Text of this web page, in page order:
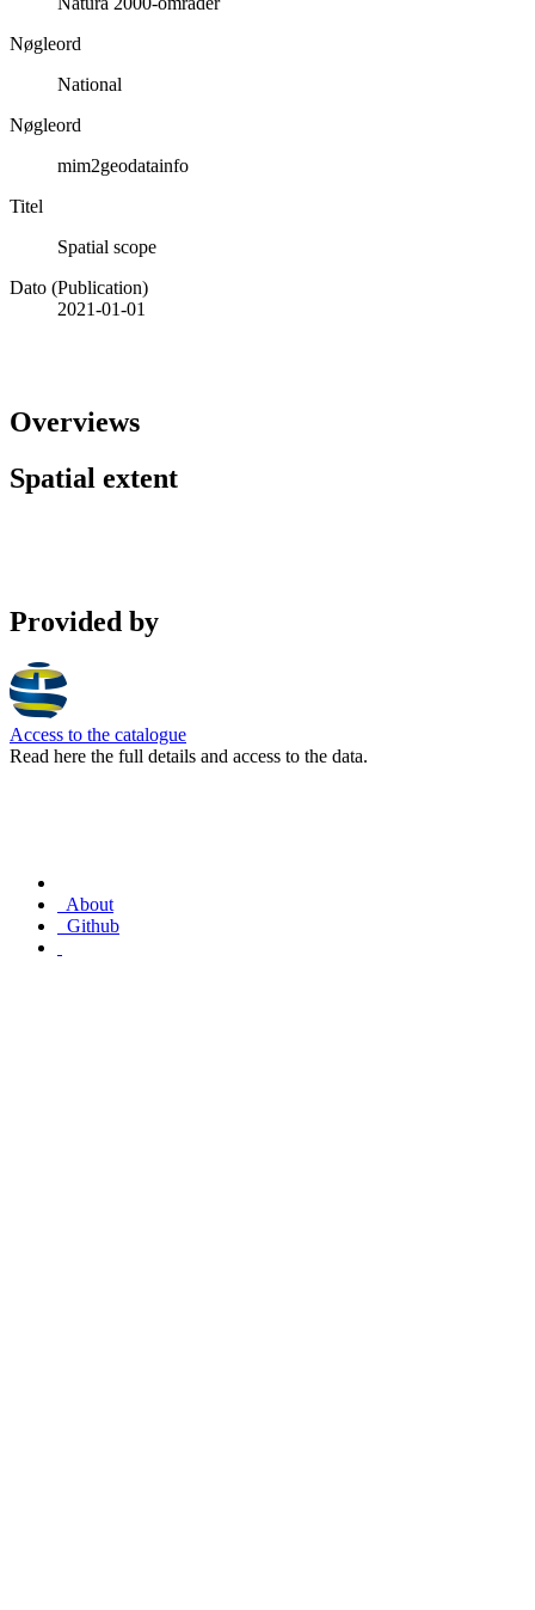
Nøgleord
National
Nøgleord
mim2geodatainfo
Titel
Spatial scope
Dato (Publication)
2021-01-01
Overviews
Spatial extent
Provided by
Access to the catalogue
Read here the full details and access to the data.
About
Github